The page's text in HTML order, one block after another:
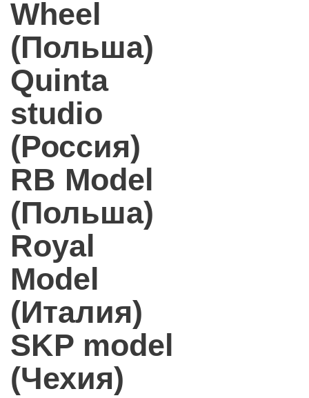
Wheel
(Польша)
Quinta
studio
(Россия)
RB Model
(Польша)
Royal
Model
(Италия)
SKP model
(Чехия)